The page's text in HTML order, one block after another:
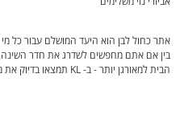
אתר כחול לבן הוא היעד המושלם עבור כל
בין אם אתם מחפשים לשדרג את חדר
הבית למאורגן יותר - ב- KL תמצאו בדיוק את מה שאתם צריכים